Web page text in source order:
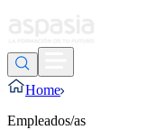
Home
Empleados/as